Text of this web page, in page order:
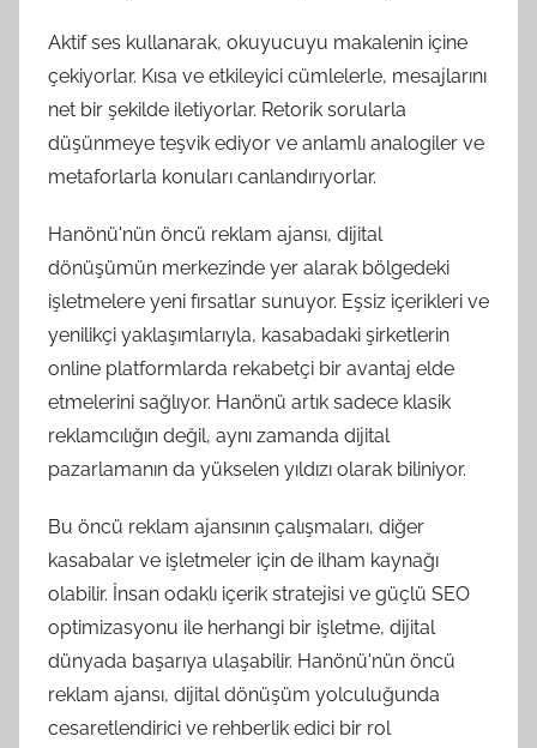
Aktif ses kullanarak, okuyucuyu makalenin içine
çekiyorlar. Kısa ve etkileyici cümlelerle, mesajlarını
net bir şekilde iletiyorlar. Retorik sorularla
düşünmeye teşvik ediyor ve anlamlı analogiler ve
metaforlarla konuları canlandırıyorlar.
Hanönü'nün öncü reklam ajansı, dijital
dönüşümün merkezinde yer alarak bölgedeki
işletmelere yeni fırsatlar sunuyor. Eşsiz içerikleri ve
yenilikçi yaklaşımlarıyla, kasabadaki şirketlerin
online platformlarda rekabetçi bir avantaj elde
etmelerini sağlıyor. Hanönü artık sadece klasik
reklamcılığın değil, aynı zamanda dijital
pazarlamanın da yükselen yıldızı olarak biliniyor.
Bu öncü reklam ajansının çalışmaları, diğer
kasabalar ve işletmeler için de ilham kaynağı
olabilir. İnsan odaklı içerik stratejisi ve güçlü SEO
optimizasyonu ile herhangi bir işletme, dijital
dünyada başarıya ulaşabilir. Hanönü'nün öncü
reklam ajansı, dijital dönüşüm yolculuğunda
cesaretlendirici ve rehberlik edici bir rol